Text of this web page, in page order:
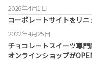
2026年4月1日
コーポレートサイトをリニ
2022年4月25日
チョコレートスイーツ専門
オンラインショップが